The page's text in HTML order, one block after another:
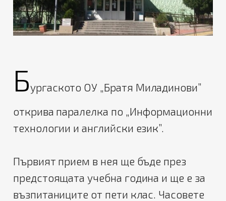
Бургаското ОУ „Братя Миладинови”
открива паралелка по „Информационни
технологии и английски език”.
Първият прием в нея ще бъде през
предстоящата учебна година и ще е за
възпитаниците от пети клас. Часовете